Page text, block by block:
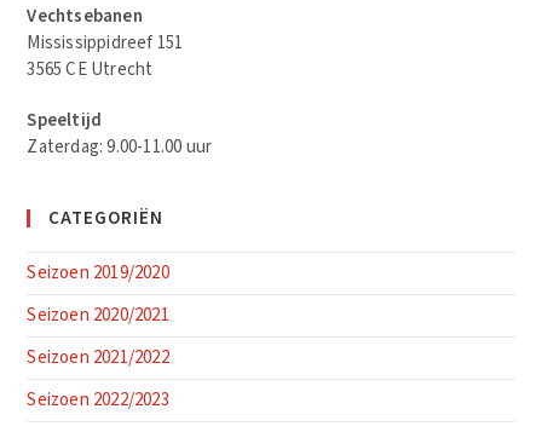
Vechtsebanen
Mississippidreef 151
3565 CE Utrecht
Speeltijd
Zaterdag: 9.00-11.00 uur
CATEGORIËN
Seizoen 2019/2020
Seizoen 2020/2021
Seizoen 2021/2022
Seizoen 2022/2023